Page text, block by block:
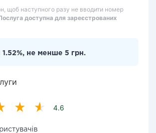
щоб наступного разу не вводити номер
доступна для зареєстрованих
1.52%, не менше 5 грн.
4.6